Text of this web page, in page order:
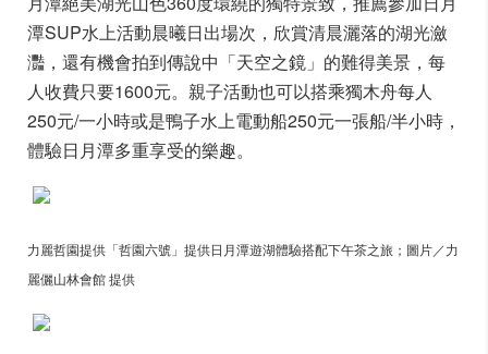
潭SUP水上活動晨曦日出場次，欣賞清晨灑落的湖光瀲
灩，還有機會拍到傳說中「天空之鏡」的難得美景，每
人收費只要1600元。親子活動也可以搭乘獨木舟每人
250元/一小時或是鴨子水上電動船250元一張船/半小時，
體驗日月潭多重享受的樂趣。
力麗哲園提供「哲園六號」提供日月潭遊湖體驗搭配下午茶之旅；圖片／力
麗儷山林會館 提供